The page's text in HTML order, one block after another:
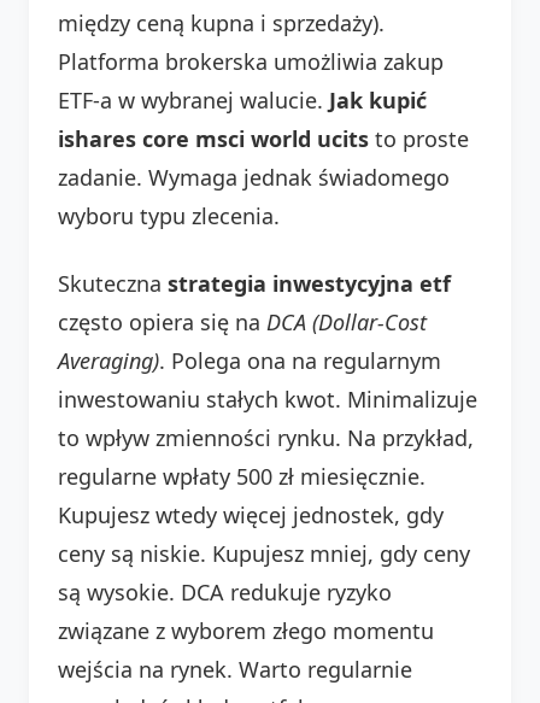
między ceną kupna i sprzedaży).
Platforma brokerska umożliwia zakup
ETF-a w wybranej walucie. Jak kupić
ishares core msci world ucits to proste
zadanie. Wymaga jednak świadomego
wyboru typu zlecenia.
Skuteczna strategia inwestycyjna etf
często opiera się na DCA (Dollar-Cost
Averaging). Polega ona na regularnym
inwestowaniu stałych kwot. Minimalizuje
to wpływ zmienności rynku. Na przykład,
regularne wpłaty 500 zł miesięcznie.
Kupujesz wtedy więcej jednostek, gdy
ceny są niskie. Kupujesz mniej, gdy ceny
są wysokie. DCA redukuje ryzyko
związane z wyborem złego momentu
wejścia na rynek. Warto regularnie